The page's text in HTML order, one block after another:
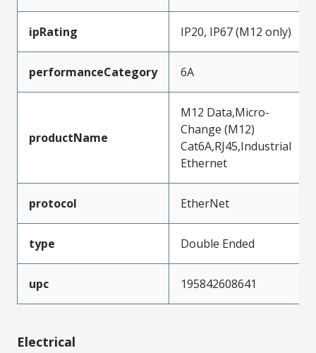
ipRating IP20, IP67 (M12 only)
performanceCategory 6A
productName
M12 Data,Micro-
Change (M12)
Cat6A,RJ45,Industrial
Ethernet
protocol EtherNet
type Double Ended
upc 195842608641
Electrical